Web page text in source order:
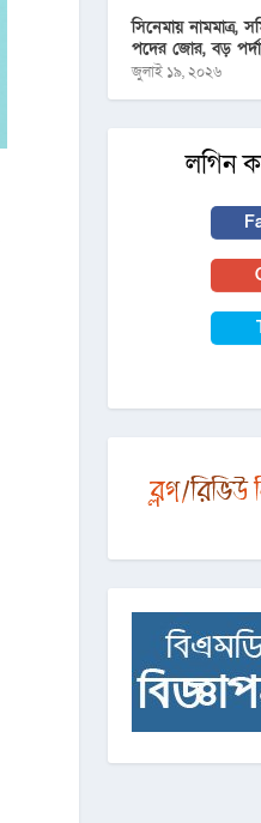
সিনেমায় নামমাত্র,
পদের জোর, বড়
জুলাই ১৯, ২০২৬
লগিন